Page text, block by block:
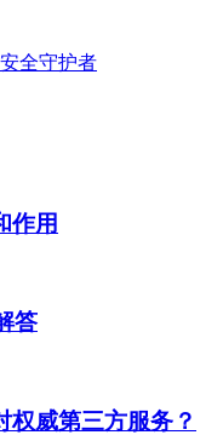
全守护者
作用
答
权威第三方服务？